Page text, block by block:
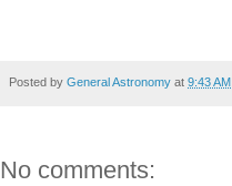
Posted by General Astronomy at 9:43 AM
No comments: